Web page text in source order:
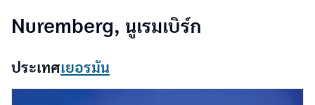
Nuremberg, นูเรมเบิร์ก
ประเทศเยอรมัน